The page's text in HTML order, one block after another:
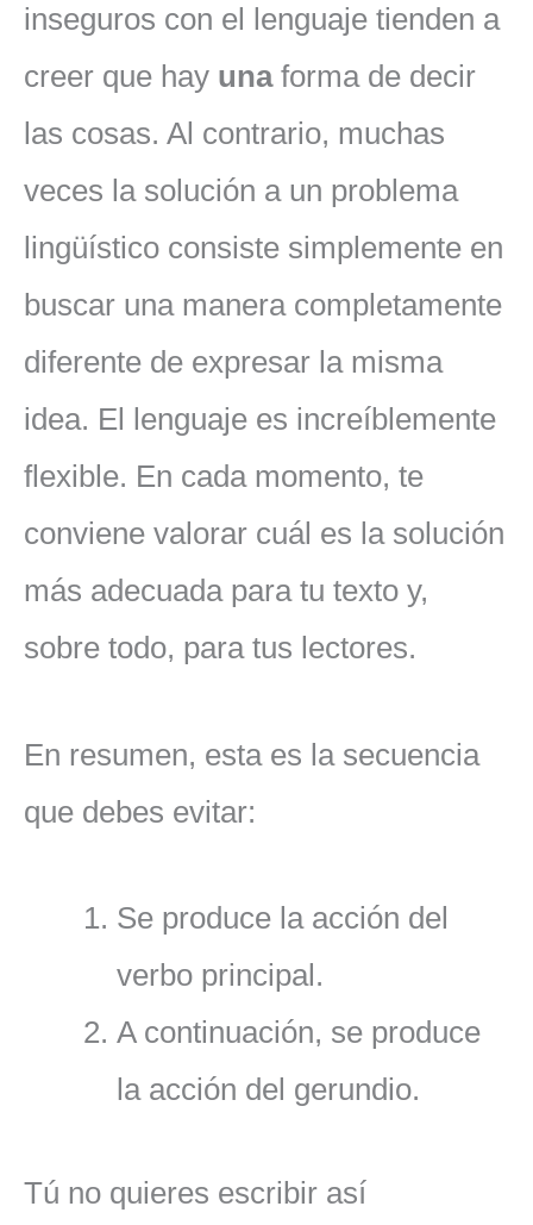
inseguros con el lenguaje tienden a
creer que hay unaforma de decir
las cosas. Al contrario, muchas
veces la solución a un problema
lingüístico consiste simplemente en
buscar una manera completamente
diferente de expresar la misma
idea. El lenguaje es increíblemente
flexible. En cada momento, te
conviene valorar cuál es la solución
más adecuada para tu texto y,
sobre todo, para tus lectores.
En resumen, esta es la secuencia
que debes evitar:
Se produce la acción del
verbo principal.
A continuación, se produce
la acción del gerundio.
Tú no quieres escribir así